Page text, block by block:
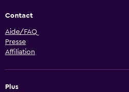
Contact
Aide/FAQ
Presse
Affiliation
Plus